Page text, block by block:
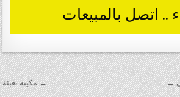
← مكينه تعبئة‏ →